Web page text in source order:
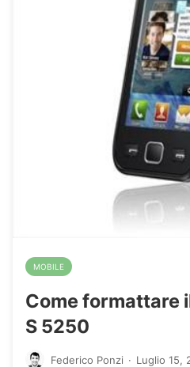
MOBILE
Come formattare
S 5250
Federico Ponzi · Luglio 15,